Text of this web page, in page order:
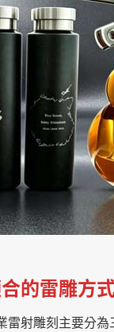
的雷雕方
雷射雕刻主要分